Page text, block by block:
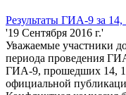
Результаты ГИА-9 за 14,
'19 Сентября 2016 г.'
Уважаемые участники
периода проведения
ГИА-9, прошедших 14,
официальной